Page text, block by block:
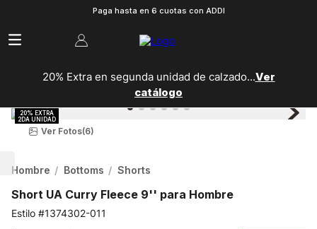
Paga hasta en 6 cuotas con ADDI
20% Extra en segunda unidad de calzado...Ver
catálogo
Ver Fotos(6)
Hombre Bottoms Shorts
Short UA Curry Fleece 9'' para Hombre
1374302-011